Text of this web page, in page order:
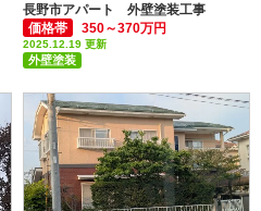
長野市アパート 外壁塗装工事
価格帯
350～370万円
2025.12.19 更新
外壁塗装